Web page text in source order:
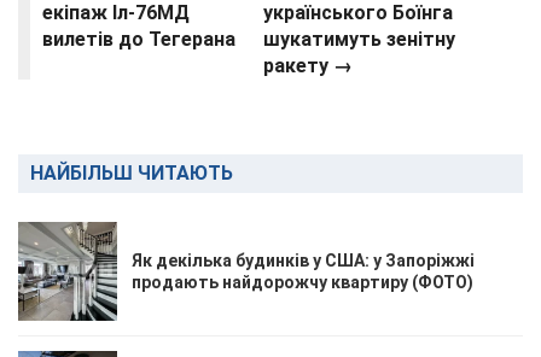
екіпаж Іл-76МД
вилетів до Тегерана
українського Боїнга
шукатимуть зенітну
ракету →
НАЙБІЛЬШ ЧИТАЮТЬ
Як декілька будинків у США: у Запоріжжі
продають найдорожчу квартиру (ФОТО)